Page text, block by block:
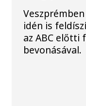
idén is
az ABC előtti
bevonásával.